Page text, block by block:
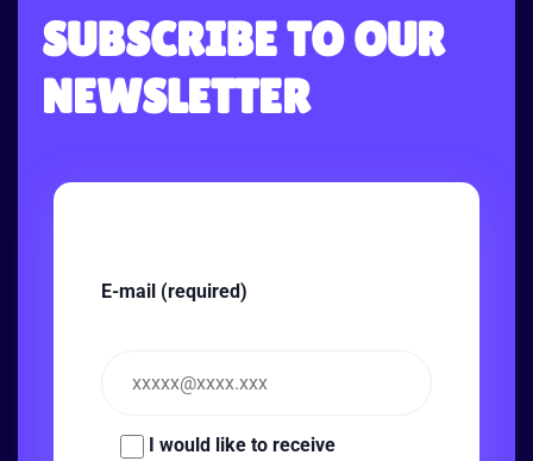
SUBSCRIBE TO OUR
NEWSLETTER
E-mail (required)
I would like to receive